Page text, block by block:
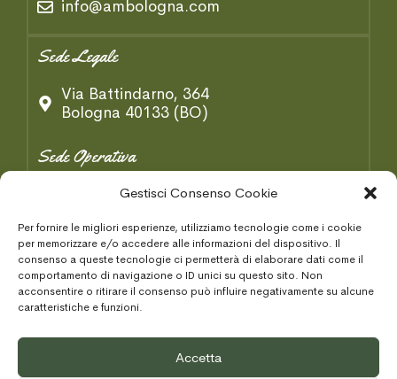
Gestisci Consenso Cookie
Per fornire le migliori esperienze, utilizziamo tecnologie come i cookie
per memorizzare e/o accedere alle informazioni del dispositivo. Il
consenso a queste tecnologie ci permetterà di elaborare dati come il
comportamento di navigazione o ID unici su questo sito. Non
acconsentire o ritirare il consenso può influire negativamente su alcune
caratteristiche e funzioni.
Accetta
info@ambologna.com
Sede Legale
Via Battindarno, 364
Bologna 40133 (BO)
Sede Operativa
Via B. Tosarelli, 334/2
Condizioni Generaki
Privacy Policy
Cookie Policy
Area Tecnica